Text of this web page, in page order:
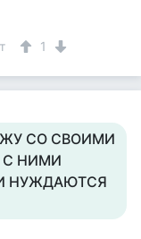
1
СО СВОИМИ
НИМИ
НУЖДАЮТСЯ